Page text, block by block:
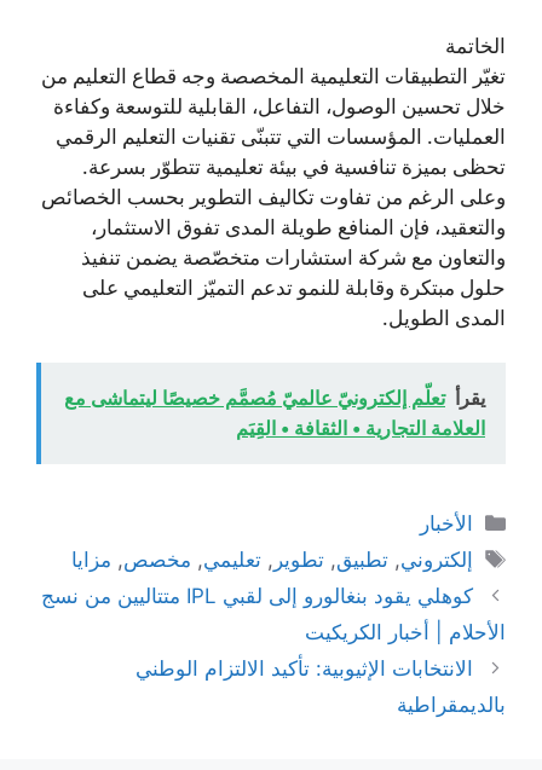
الخاتمة
تغيّر التطبيقات التعليمية المخصصة وجه قطاع التعليم من
خلال تحسين الوصول، التفاعل، القابلية للتوسعة وكفاءة
العمليات. المؤسسات التي تتبنّى تقنيات التعليم الرقمي
تحظى بميزة تنافسية في بيئة تعليمية تتطوّر بسرعة.
وعلى الرغم من تفاوت تكاليف التطوير بحسب الخصائص
والتعقيد، فإن المنافع طويلة المدى تفوق الاستثمار،
والتعاون مع شركة استشارات متخصّصة يضمن تنفيذ
حلول مبتكرة وقابلة للنمو تدعم التميّز التعليمي على
المدى الطويل.
يقرأ تعلّم إلكترونيّ عالميّ مُصمَّم خصيصًا ليتماشى مع
العلامة التجارية • الثقافة • القِيَم
التصنيفات
الأخبار
الوسوم
إلكتروني,تطبيق,تطوير ,تعليمي, مخصص, مزايا
كوهلي يقود بنغالورو إلى لقبي IPL متتاليين من نسج
الأحلام | أخبار الكريكيت
الانتخابات الإثيوبية: تأكيد الالتزام الوطني
بالديمقراطية